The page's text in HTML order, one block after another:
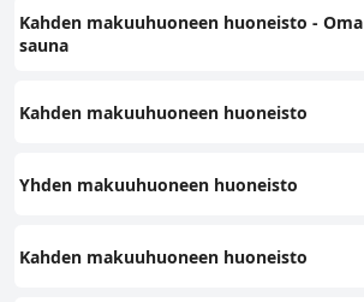
Kahden makuuhuoneen huoneisto - Oma
sauna
Kahden makuuhuoneen huoneisto
Yhden makuuhuoneen huoneisto
Kahden makuuhuoneen huoneisto